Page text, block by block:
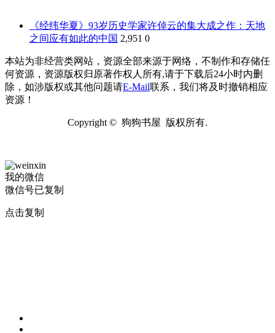
《经纬华夏》93岁历史学家许倬云的集大成之作：天地
之间应有如此的中国 2,951 0
本站为非经营类网站，资源全部来源于网络，不制作和存储任
何资源，资源版权归原著作权人所有,请于下载后24小时内删
除，如涉版权或其他问题请E-Mail联系，我们将及时撤销相应
资源！
Copyright © 狗狗书屋 版权所有.
我的微信
微信号已复制
点击复制